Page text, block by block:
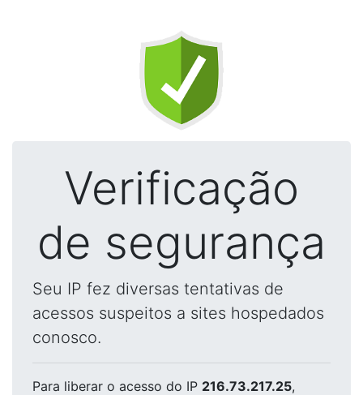
Verificação
de segurança
Seu IP fez diversas tentativas de
acessos suspeitos a sites hospedados
conosco.
Para liberar o acesso do IP 216.73.217.25,